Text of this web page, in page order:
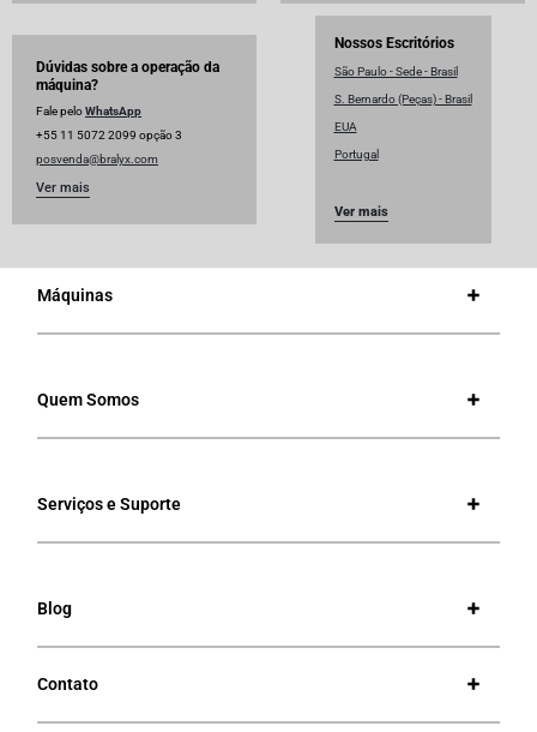
Dúvidas sobre a operação da
máquina?
Fale peloWhatsApp
+55 11 5072 2099 opção 3
posvenda@bralyx.com
Ver mais
Nossos Escritórios
São Paulo - Sede - Brasil
S. Bernardo (Peças) - Brasil
EUA
Portugal
Ver mais
Máquinas
Quem Somos
Serviços e Suporte
Blog
Contato